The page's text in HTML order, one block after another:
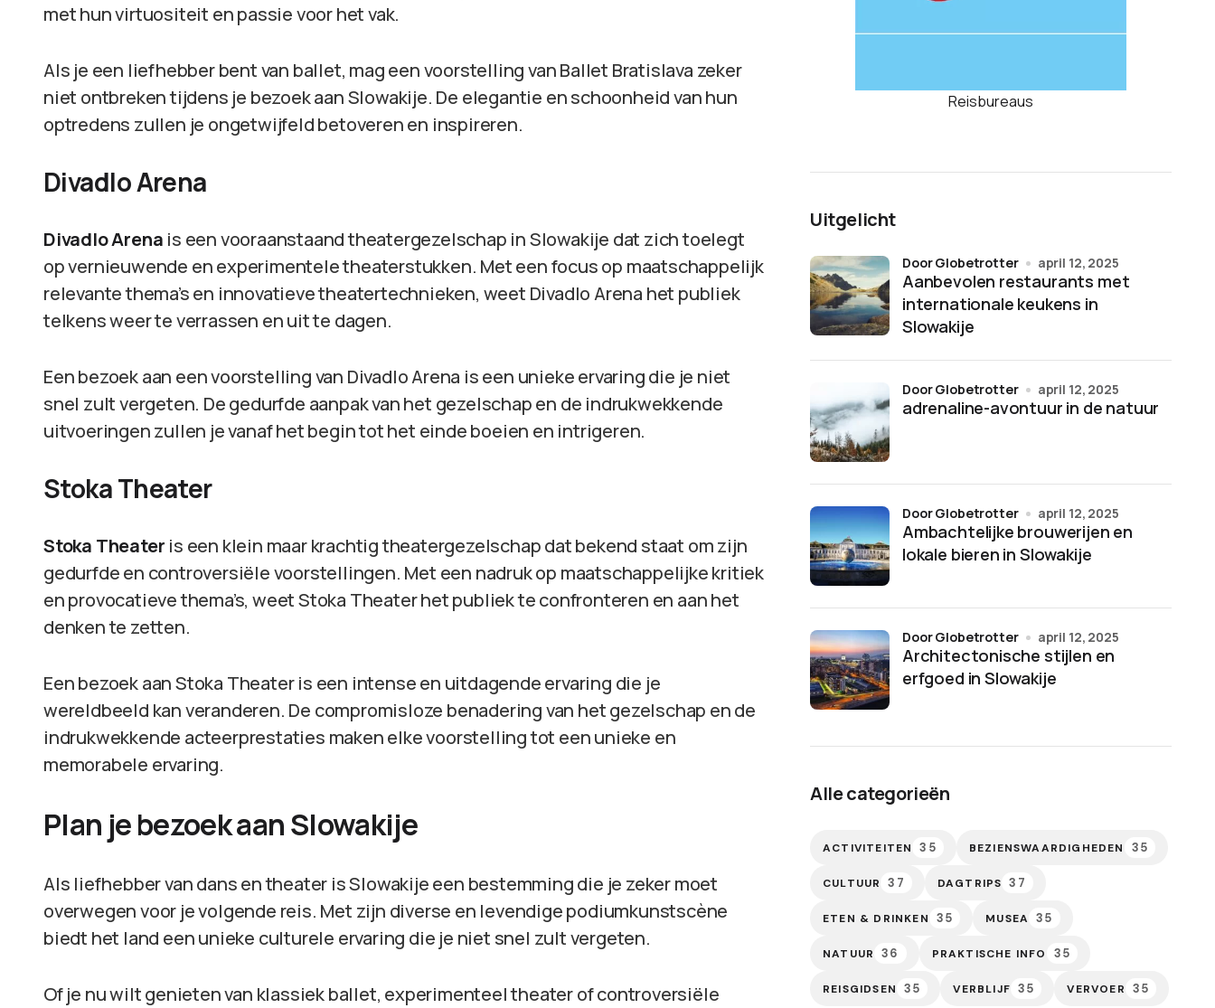
met hun virtuositeit en passie voor het vak.
Als je een liefhebber bent van ballet, mag een voorstelling van Ballet Bratislava zeker
niet ontbreken tijdens je bezoek aan Slowakije. De elegantie en schoonheid van hun
optredens zullen je ongetwijfeld betoveren en inspireren.
Divadlo Arena
Divadlo Arena is een vooraanstaand theatergezelschap in Slowakije dat zich toelegt
op vernieuwende en experimentele theaterstukken. Met een focus op maatschappelijk
relevante thema’s en innovatieve theatertechnieken, weet Divadlo Arena het publiek
telkens weer te verrassen en uit te dagen.
Een bezoek aan een voorstelling van Divadlo Arena is een unieke ervaring die je niet
snel zult vergeten. De gedurfde aanpak van het gezelschap en de indrukwekkende
uitvoeringen zullen je vanaf het begin tot het einde boeien en intrigeren.
Stoka Theater
Stoka Theater is een klein maar krachtig theatergezelschap dat bekend staat om zijn
gedurfde en controversiële voorstellingen. Met een nadruk op maatschappelijke kritiek
en provocatieve thema’s, weet Stoka Theater het publiek te confronteren en aan het
denken te zetten.
Een bezoek aan Stoka Theater is een intense en uitdagende ervaring die je
wereldbeeld kan veranderen. De compromisloze benadering van het gezelschap en de
indrukwekkende acteerprestaties maken elke voorstelling tot een unieke en
memorabele ervaring.
Plan je bezoek aan Slowakije
Als liefhebber van dans en theater is Slowakije een bestemming die je zeker moet
overwegen voor je volgende reis. Met zijn diverse en levendige podiumkunstscène
biedt het land een unieke culturele ervaring die je niet snel zult vergeten.
Of je nu wilt genieten van klassiek ballet, experimenteel theater of controversiële
Reisbureaus
Uitgelicht
Aanbevolen restaurants met
internationale keukens in
Slowakije
door Globetrotter april 12, 2025
adrenaline-avontuur in de natuur
door Globetrotter april 12, 2025
Ambachtelijke brouwerijen en
lokale bieren in Slowakije
door Globetrotter april 12, 2025
Architectonische stijlen en
erfgoed in Slowakije
door Globetrotter april 12, 2025
Alle categorieën
ACTIVITEITEN 35 BEZIENSWAARDIGHEDEN 35
CULTUUR 37 DAGTRIPS 37
ETEN & DRINKEN 35 MUSEA 35
NATUUR 36 PRAKTISCHE INFO 35
REISGIDSEN 35 VERBLIJF 35 VERVOER 35